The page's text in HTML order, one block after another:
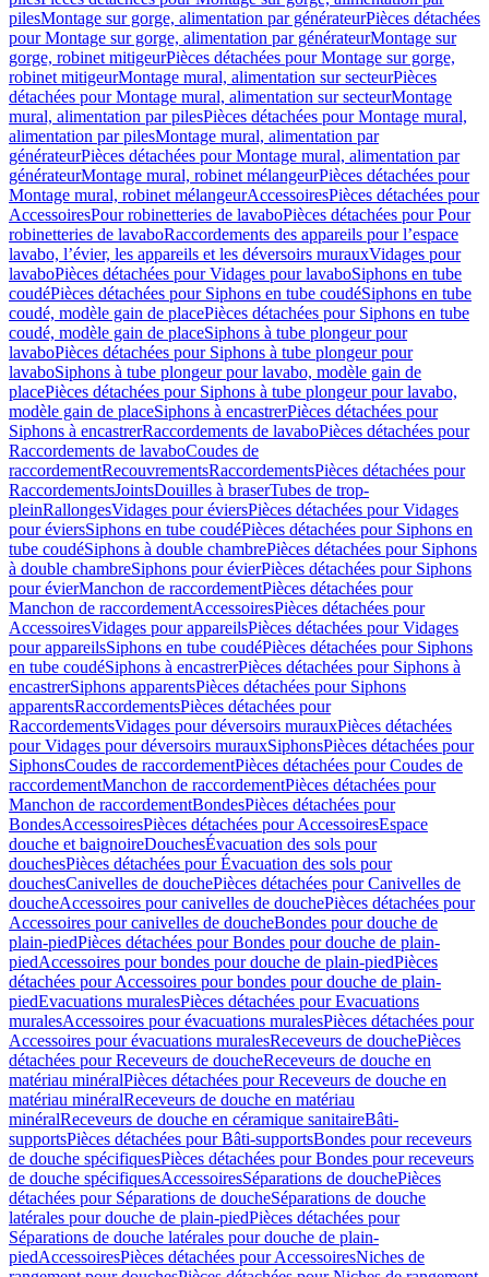
pilesMontage sur gorge, alimentation par générateurPièces détachées
pour Montage sur gorge, alimentation par générateurMontage sur
gorge, robinet mitigeurPièces détachées pour Montage sur gorge,
robinet mitigeurMontage mural, alimentation sur secteurPièces
détachées pour Montage mural, alimentation sur secteurMontage
mural, alimentation par pilesPièces détachées pour Montage mural,
alimentation par pilesMontage mural, alimentation par
générateurPièces détachées pour Montage mural, alimentation par
générateurMontage mural, robinet mélangeurPièces détachées pour
Montage mural, robinet mélangeurAccessoiresPièces détachées pour
AccessoiresPour robinetteries de lavaboPièces détachées pour Pour
robinetteries de lavaboRaccordements des appareils pour l’espace
lavabo, l’évier, les appareils et les déversoirs murauxVidages pour
lavaboPièces détachées pour Vidages pour lavaboSiphons en tube
coudéPièces détachées pour Siphons en tube coudéSiphons en tube
coudé, modèle gain de placePièces détachées pour Siphons en tube
coudé, modèle gain de placeSiphons à tube plongeur pour
lavaboPièces détachées pour Siphons à tube plongeur pour
lavaboSiphons à tube plongeur pour lavabo, modèle gain de
placePièces détachées pour Siphons à tube plongeur pour lavabo,
modèle gain de placeSiphons à encastrerPièces détachées pour
Siphons à encastrerRaccordements de lavaboPièces détachées pour
Raccordements de lavaboCoudes de
raccordementRecouvrementsRaccordementsPièces détachées pour
RaccordementsJointsDouilles à braserTubes de trop-
pleinRallongesVidages pour éviersPièces détachées pour Vidages
pour éviersSiphons en tube coudéPièces détachées pour Siphons en
tube coudéSiphons à double chambrePièces détachées pour Siphons
à double chambreSiphons pour évierPièces détachées pour Siphons
pour évierManchon de raccordementPièces détachées pour
Manchon de raccordementAccessoiresPièces détachées pour
AccessoiresVidages pour appareilsPièces détachées pour Vidages
pour appareilsSiphons en tube coudéPièces détachées pour Siphons
en tube coudéSiphons à encastrerPièces détachées pour Siphons à
encastrerSiphons apparentsPièces détachées pour Siphons
apparentsRaccordementsPièces détachées pour
RaccordementsVidages pour déversoirs murauxPièces détachées
pour Vidages pour déversoirs murauxSiphonsPièces détachées pour
SiphonsCoudes de raccordementPièces détachées pour Coudes de
raccordementManchon de raccordementPièces détachées pour
Manchon de raccordementBondesPièces détachées pour
BondesAccessoiresPièces détachées pour AccessoiresEspace
douche et baignoireDouchesÉvacuation des sols pour
douchesPièces détachées pour Évacuation des sols pour
douchesCanivelles de douchePièces détachées pour Canivelles de
doucheAccessoires pour canivelles de douchePièces détachées pour
Accessoires pour canivelles de doucheBondes pour douche de
plain-piedPièces détachées pour Bondes pour douche de plain-
piedAccessoires pour bondes pour douche de plain-piedPièces
détachées pour Accessoires pour bondes pour douche de plain-
piedEvacuations muralesPièces détachées pour Evacuations
muralesAccessoires pour évacuations muralesPièces détachées pour
Accessoires pour évacuations muralesReceveurs de douchePièces
détachées pour Receveurs de doucheReceveurs de douche en
matériau minéralPièces détachées pour Receveurs de douche en
matériau minéralReceveurs de douche en matériau
minéralReceveurs de douche en céramique sanitaireBâti-
supportsPièces détachées pour Bâti-supportsBondes pour receveurs
de douche spécifiquesPièces détachées pour Bondes pour receveurs
de douche spécifiquesAccessoiresSéparations de douchePièces
détachées pour Séparations de doucheSéparations de douche
latérales pour douche de plain-piedPièces détachées pour
Séparations de douche latérales pour douche de plain-
piedAccessoiresPièces détachées pour AccessoiresNiches de